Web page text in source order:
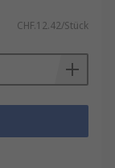
CHF.12.42/Stück